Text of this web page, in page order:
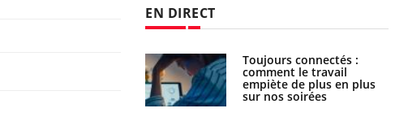
EN DIRECT
Toujours connectés :
comment le travail
empiète de plus en plus
sur nos soirées